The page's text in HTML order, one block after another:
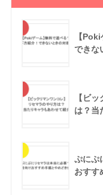
【
できな
【ビ
は？当
ぷにぷ
おすす